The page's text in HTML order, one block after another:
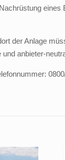
der Anlage
anbieter-